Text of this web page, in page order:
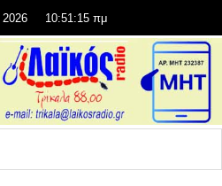
2026 10:51:17 πμ